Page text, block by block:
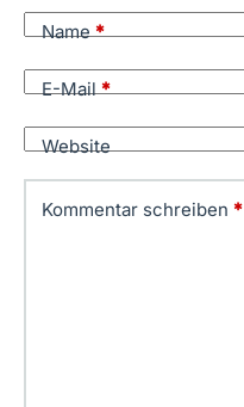
Name*
E-Mail*
Website
Kommentar schreiben *